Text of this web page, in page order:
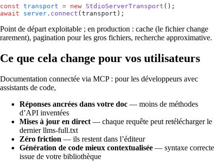
const transport = new StdioServerTransport ();
await server . connect (transport);
Point de départ exploitable ; en production : cache (le fichier change
rarement), pagination pour les gros fichiers, recherche approximative.
Ce que cela change pour vos utilisateurs
Documentation connectée via MCP : pour les développeurs avec
assistants de code,
Réponses ancrées dans votre doc — moins de méthodes
d’API inventées
Mises à jour en direct — chaque requête peut retélécharger le
dernier llms-full.txt
Zéro friction — ils restent dans l’éditeur
Génération de code mieux contextualisée — syntaxe correcte
issue de votre bibliothèque